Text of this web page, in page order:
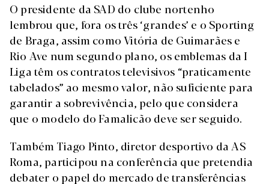
O presidente da SAD do clube nortenho
lembrou que, fora os três ‘grandes’ e o Sporting
de Braga, assim como Vitória de Guimarães e
Rio Ave num segundo plano, os emblemas da I
Liga têm os contratos televisivos “praticamente
tabelados” ao mesmo valor, não suficiente para
garantir a sobrevivência, pelo que considera
que o modelo do Famalicão deve ser seguido.
Também Tiago Pinto, diretor desportivo da AS
Roma, participou na conferência que pretendia
debater o papel do mercado de transferências